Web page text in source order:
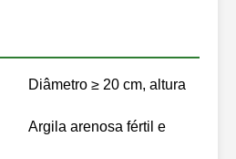
Diâmetro ≥ 20 cm, altura
Argila arenosa fértil e